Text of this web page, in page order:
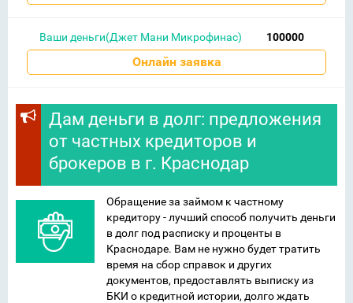
Ваши деньги(Джет Мани Микрофинас) 100000
Онлайн заявка
Дам деньги в долг: предложения
от частных кредиторов и
брокеров в г. Краснодар
Обращение за займом к частному
кредитору - лучший способ получить деньги
в долг под расписку и проценты в
Краснодаре. Вам не нужно будет тратить
время на сбор справок и других
документов, предоставлять выписку из
БКИ о кредитной истории, долго ждать